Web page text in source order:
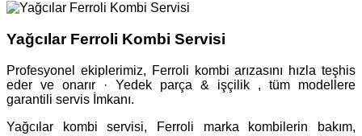
Yağcılar Ferroli Kombi Servisi
Profesyonel ekiplerimiz, Ferroli kombi arızasını hızla teşhis
eder ve onarır · Yedek parça & işçilik , tüm modellere
garantili servis İmkanı.
Yağcılar kombi servisi, Ferroli marka kombilerin bakım,